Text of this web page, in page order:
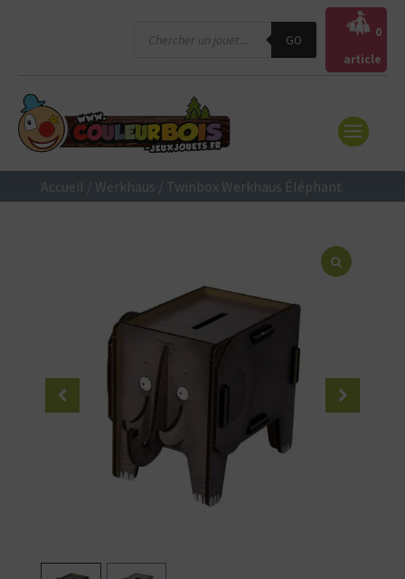
GO
0
article
Accueil / Werkhaus / Twinbox Werkhaus Éléphant